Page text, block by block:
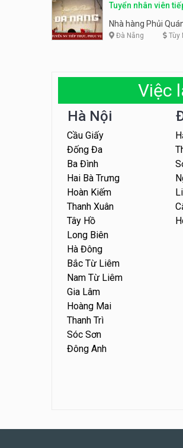
Tuyển nhân viên
Nhà hàng Phủi
Đà Nẵng Tùy
Việc
Hà Nội
Cầu Giấy
Đống Đa
Ba Đình
Hai Bà Trưng
Hoàn Kiếm
Thanh Xuân
Tây Hồ
Long Biên
Hà Đông
Bắc Từ Liêm
Nam Từ Liêm
Gia Lâm
Hoàng Mai
Thanh Trì
Sóc Sơn
Đông Anh